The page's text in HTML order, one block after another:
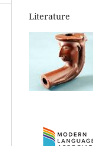
Literature